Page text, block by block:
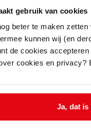
gebruik van cookies
beter te maken
kunnen wij (en
de cookies
cookies en
Ja, dat is
35
35